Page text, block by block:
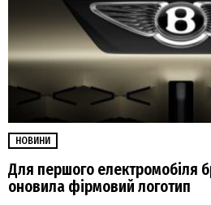
НОВИНИ
Для першого електромобіля
оновила фірмовий логотип